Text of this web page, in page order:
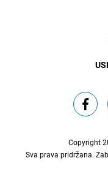
Copyright
Sva prava pridržana.